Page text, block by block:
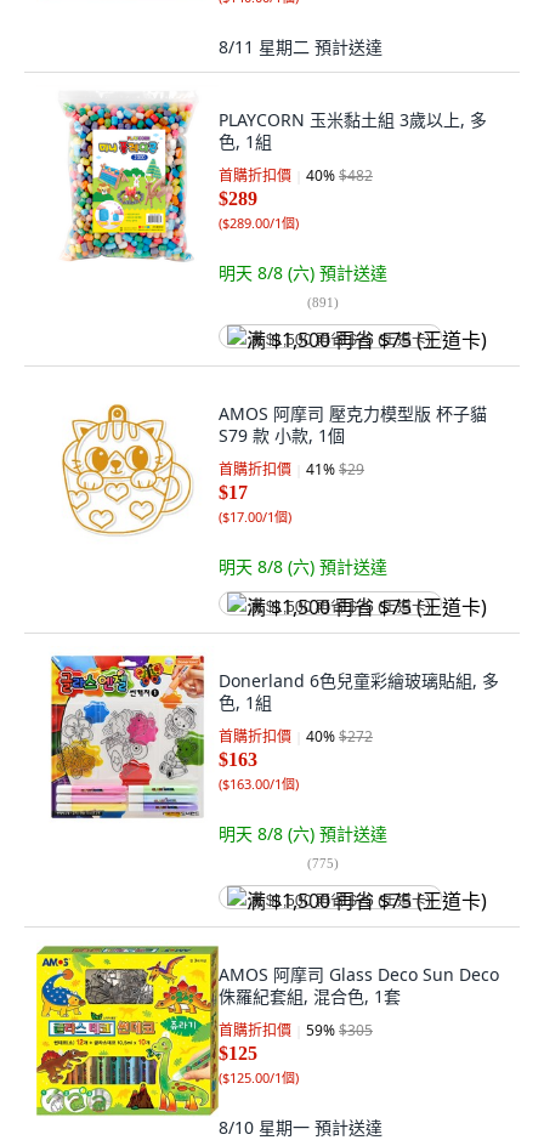
8/11 星期二 預計送達
PLAYCORN 玉米黏土組 3歲以上, 多
色, 1組
首購折扣價 40%$482
$289
($289.00/1個)
明天 8/8 (六) 預計送達
(891)
满 $1,500 再省 $75 (王道卡)
AMOS 阿摩司 壓克力模型版 杯子貓
S79 款 小款, 1個
首購折扣價 41%$29
$17
($17.00/1個)
明天 8/8 (六) 預計送達
满 $1,500 再省 $75 (王道卡)
Donerland 6色兒童彩繪玻璃貼組, 多
色, 1組
首購折扣價 40%$272
$163
($163.00/1個)
明天 8/8 (六) 預計送達
(775)
满 $1,500 再省 $75 (王道卡)
AMOS 阿摩司 Glass Deco Sun Deco
侏羅紀套組, 混合色, 1套
首購折扣價 59%$305
$125
($125.00/1個)
8/10 星期一 預計送達